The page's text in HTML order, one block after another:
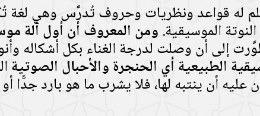
له قواعد ونظريات وحروف تُدرَّس وهي لغة
الموسيقية.ومن المعروف أن أول آلة
إلى أن وصلت لدرجة الغناء بكل أشكاله
الطبيعية أي الحنجرة والأحبال الصوتية
عليه أن ينتبه لها، فلا يشرب ما هو بارد جدًّا